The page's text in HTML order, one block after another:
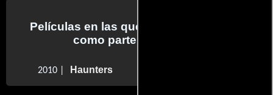
Películas en las que Rick West trabajo
como parte del reparto
2010 | Haunters